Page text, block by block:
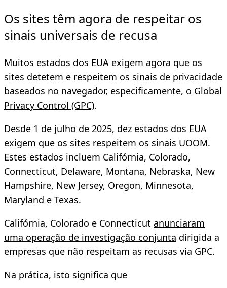
Os sites têm agora de respeitar os
sinais universais de recusa
Muitos estados dos EUA exigem agora que os
sites detetem e respeitem os sinais de privacidade
baseados no navegador, especificamente, o Global
Privacy Control (GPC).
Desde 1 de julho de 2025, dez estados dos EUA
exigem que os sites respeitem os sinais UOOM.
Estes estados incluem Califórnia, Colorado,
Connecticut, Delaware, Montana, Nebraska, New
Hampshire, New Jersey, Oregon, Minnesota,
Maryland e Texas.
Califórnia, Colorado e Connecticut anunciaram
uma operação de investigação conjunta dirigida a
empresas que não respeitam as recusas via GPC.
Na prática, isto significa que